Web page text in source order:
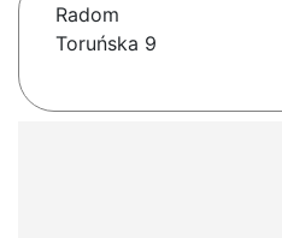
Radom
Toruńska 9